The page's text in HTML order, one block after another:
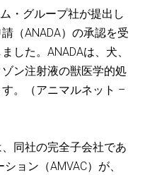
・グループ社が提出し
（ANADA）の承認を受
した。ANADAは、犬、
ン注射液の獣医学的処
。（アニマルネット –
同社の完全子会社であ
ョン（AMVAC）が、